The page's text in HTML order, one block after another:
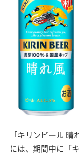
「キリンビール 晴
には、期間中に「